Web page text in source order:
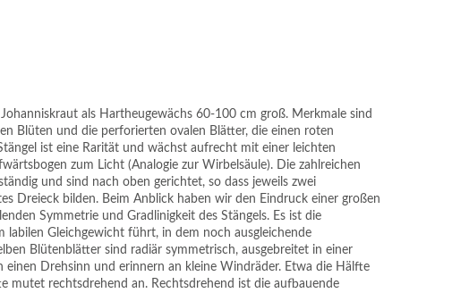
als Hartheugewächs 60-100 cm groß. Merkmale sind
Blüten und die perforierten ovalen Blätter, die einen roten
ist eine Rarität und wächst aufrecht mit einer leichten
zum Licht (Analogie zur Wirbelsäule). Die zahlreichen
und sind nach oben gerichtet, so dass jeweils zwei
Dreieck bilden. Beim Anblick haben wir den Eindruck einer großen
Symmetrie und Gradlinigkeit des Stängels. Es ist die
labilen Gleichgewicht führt, in dem noch ausgleichende
Blütenblätter sind radiär symmetrisch, ausgebreitet in einer
einen Drehsinn und erinnern an kleine Windräder. Etwa die Hälfte
mutet rechtsdrehend an. Rechtsdrehend ist die aufbauende